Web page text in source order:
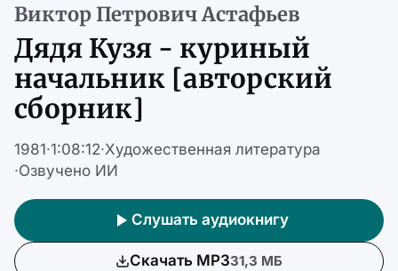
Виктор Петрович Астафьев
Дядя Кузя - куриный
начальник [авторский
сборник]
1981·1:08:12·Художественная литература
·Озвучено ИИ
Слушать аудиокнигу
Скачать MP331,3 МБ